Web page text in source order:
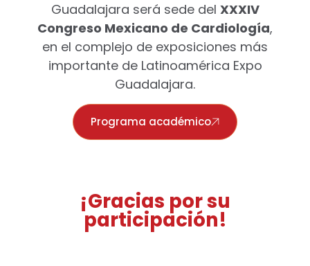
Guadalajara será sede del XXXIV
Congreso Mexicano de Cardiología,
en el complejo de exposiciones más
importante de Latinoamérica Expo
Guadalajara.
Programa académico
¡Gracias por su
participación!